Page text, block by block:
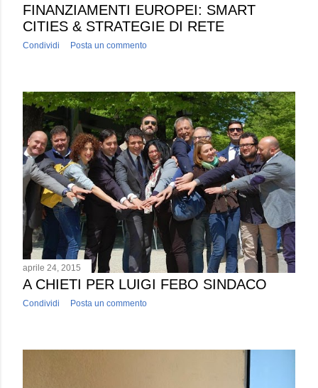
FINANZIAMENTI EUROPEI: SMART
CITIES & STRATEGIE DI RETE
Condividi Posta un commento
aprile 24, 2015
A CHIETI PER LUIGI FEBO SINDACO
Condividi Posta un commento